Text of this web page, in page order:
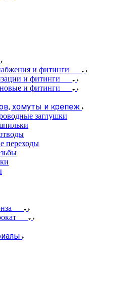
и фитинги
и фитинги
и фитинги
хомуты и крепеж
заглушки
переходы